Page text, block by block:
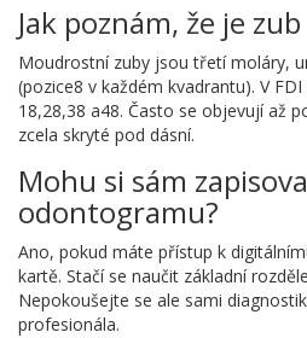
Jak poznám, že je
Moudrostní zuby jsou třetí moláry,
(pozice8 v každém kvadrantu). V
18,28,38 a48. Často se objevují až
zcela skryté pod dásní.
Mohu si sám
odontogramu?
Ano, pokud máte přístup k
kartě. Stačí se naučit základní
Nepokoušejte se ale sami
profesionála.